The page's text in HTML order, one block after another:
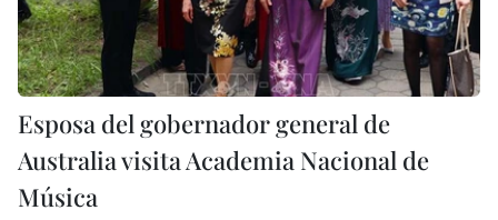
Esposa del gobernador general de
Australia visita Academia Nacional de
Música